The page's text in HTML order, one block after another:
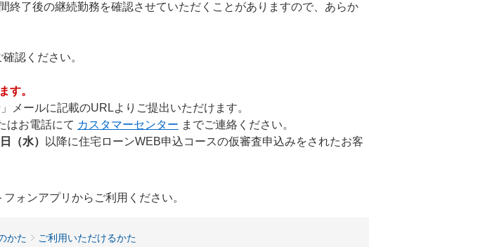
了後の継続勤務を確認させていただくことがありますので、あらか
確認ください。
す。
メールに記載のURLよりご提出いただけます。
はお電話にて カスタマーセンター までご連絡ください。
（水）
以降に住宅ローンWEB申込コースの仮審査申込みをされたお客
ォンアプリからご利用ください。
かた ご利用いただけるかた